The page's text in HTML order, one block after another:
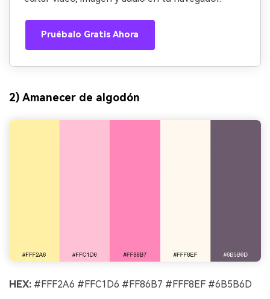
Pruébalo Gratis Ahora
2) Amanecer de algodón
HEX: #FFF2A6 #FFC1D6 #FF86B7 #FFF8EF #6B5B6D